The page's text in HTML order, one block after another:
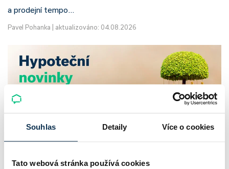
Souhlas Detaily Více o cookies
Tato webová stránka používá cookies
a prodejní tempo…
Pavel Pohanka aktualizováno: 04.08.2026